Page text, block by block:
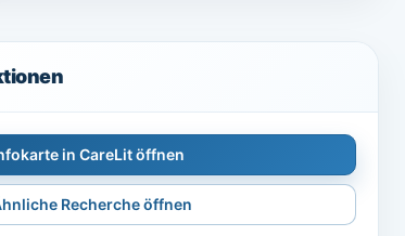
in CareLit öffnen
Recherche öffnen